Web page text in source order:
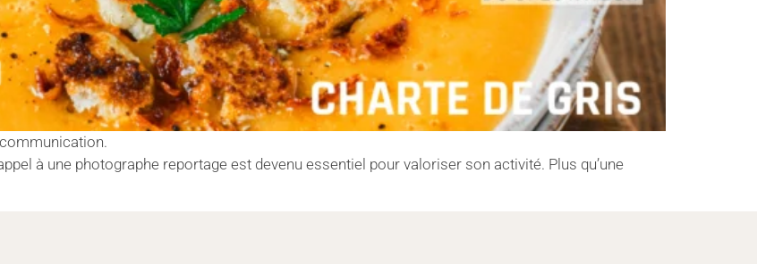
à une photographe reportage est devenu essentiel pour valoriser son activité. Plus qu’une